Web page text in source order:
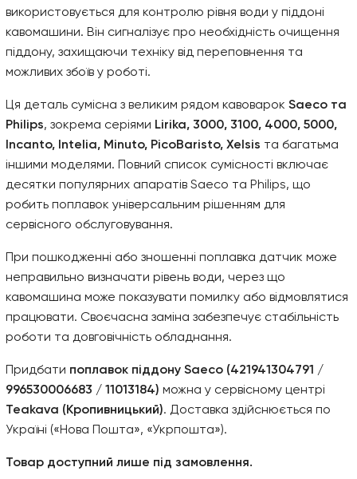
використовується для контролю рівня води у піддоні
кавомашини. Він сигналізує про необхідність очищення
піддону, захищаючи техніку від переповнення та
можливих збоїв у роботі.
Ця деталь сумісна з великим рядом кавоварок Saeco та
Philips, зокрема серіями Lirika, 3000, 3100, 4000, 5000,
Incanto, Intelia, Minuto, PicoBaristo, Xelsis та багатьма
іншими моделями. Повний список сумісності включає
десятки популярних апаратів Saeco та Philips, що
робить поплавок універсальним рішенням для
сервісного обслуговування.
При пошкодженні або зношенні поплавка датчик може
неправильно визначати рівень води, через що
кавомашина може показувати помилку або відмовлятися
працювати. Своєчасна заміна забезпечує стабільність
роботи та довговічність обладнання.
Придбати поплавок піддону Saeco (421941304791 /
996530006683 / 11013184) можна у сервісному центрі
Teakava (Кропивницький). Доставка здійснюється по
Україні («Нова Пошта», «Укрпошта»).
Товар доступний лише під замовлення.